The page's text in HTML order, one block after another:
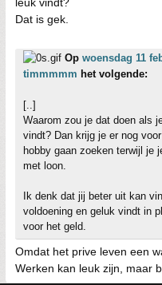
Dat is gek.
Op woensdag 11
timmmmm het volgende:
[..]
Waarom zou je dat doen als
vindt? Dan krijg je er nog
hobby gaan zoeken terwijl je
met loon.
Ik denk dat jij beter uit kan
voldoening en geluk vindt in
voor het geld.
Omdat het prive leven een
Werken kan leuk zijn, maar